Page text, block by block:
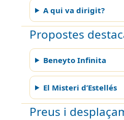
A qui va dirigit?
Propostes
Beneyto Infinita
El Misteri d’Estellés
Preus i